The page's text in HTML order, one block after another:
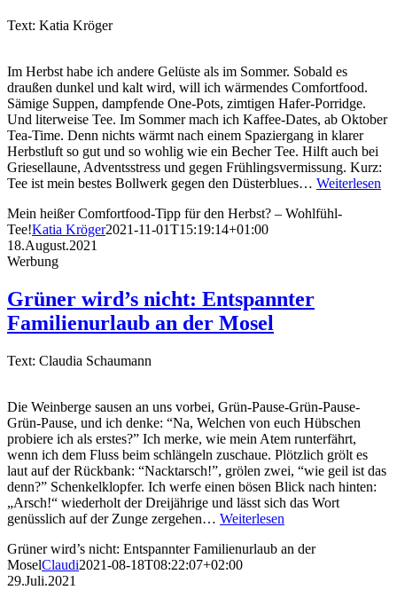
Text: Katia Kröger
Im Herbst habe ich andere Gelüste als im Sommer. Sobald es
draußen dunkel und kalt wird, will ich wärmendes Comfortfood.
Sämige Suppen, dampfende One-Pots, zimtigen Hafer-Porridge.
Und literweise Tee. Im Sommer mach ich Kaffee-Dates, ab Oktober
Tea-Time. Denn nichts wärmt nach einem Spaziergang in klarer
Herbstluft so gut und so wohlig wie ein Becher Tee. Hilft auch bei
Griesellaune, Adventsstress und gegen Frühlingsvermissung. Kurz:
Tee ist mein bestes Bollwerk gegen den Düsterblues… Weiterlesen
Mein heißer Comfortfood-Tipp für den Herbst? – Wohlfühl-
Tee!Katia Kröger2021-11-01T15:19:14+01:00
18.August.2021
Werbung
Grüner wird’s nicht: Entspannter
Familienurlaub an der Mosel
Text: Claudia Schaumann
Die Weinberge sausen an uns vorbei, Grün-Pause-Grün-Pause-
Grün-Pause, und ich denke: “Na, Welchen von euch Hübschen
probiere ich als erstes?” Ich merke, wie mein Atem runterfährt,
wenn ich dem Fluss beim schlängeln zuschaue. Plötzlich grölt es
laut auf der Rückbank: “Nacktarsch!”, grölen zwei, “wie geil ist das
denn?” Schenkelklopfer. Ich werfe einen bösen Blick nach hinten:
„Arsch!“ wiederholt der Dreijährige und lässt sich das Wort
genüsslich auf der Zunge zergehen… Weiterlesen
Grüner wird’s nicht: Entspannter Familienurlaub an der
MoselClaudi2021-08-18T08:22:07+02:00
29.Juli.2021